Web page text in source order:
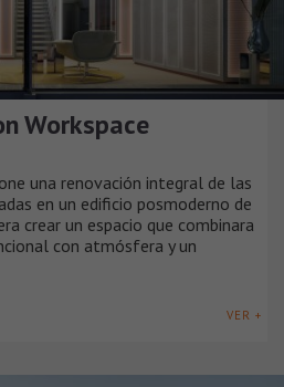
Workspace
una renovación integral de las
en un edificio posmoderno de
crear un espacio que combinara
con atmósfera y un
VER +